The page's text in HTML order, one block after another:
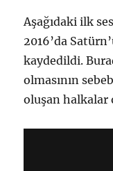
Aşağıdaki ilk
2016’da
kaydedildi.
olmasının
oluşan